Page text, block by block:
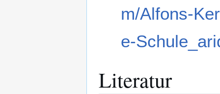
m/Alfons-
e-
Literatur